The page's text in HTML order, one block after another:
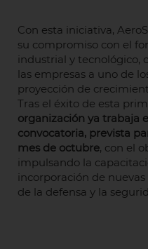
Con esta iniciativa,
su compromiso con el
industrial y tecnológico,
las empresas a uno de
proyección de
Tras el éxito de esta
organización ya trabaja
convocatoria, prevista
mes de octubre, con el
impulsando la
incorporación de
de la defensa y la